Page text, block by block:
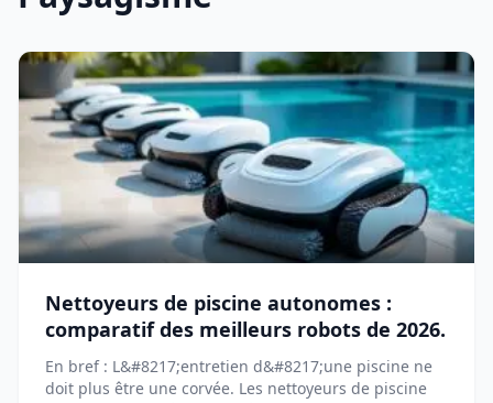
Nettoyeurs de piscine autonomes :
comparatif des meilleurs robots de 2026.
En bref : L&#8217;entretien d&#8217;une piscine ne
doit plus être une corvée. Les nettoyeurs de piscine